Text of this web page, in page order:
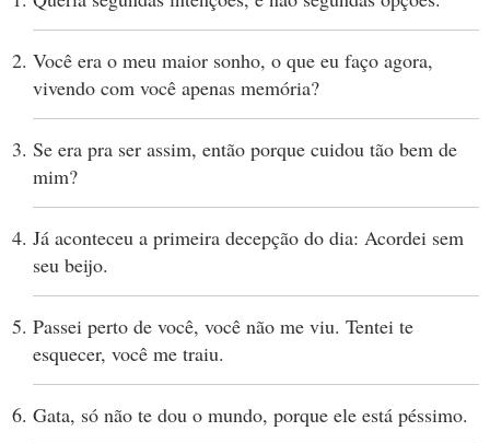
Você era o meu maior sonho, o que eu faço agora,
vivendo com você apenas memória?
Se era pra ser assim, então porque cuidou tão bem de
mim?
Já aconteceu a primeira decepção do dia: Acordei sem
seu beijo.
Passei perto de você, você não me viu. Tentei te
esquecer, você me traiu.
Gata, só não te dou o mundo, porque ele está péssimo.